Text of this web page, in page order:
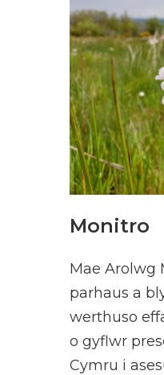
Monitro
Mae Arolwg
parhaus a
werthuso
o gyflwr
Cymru i